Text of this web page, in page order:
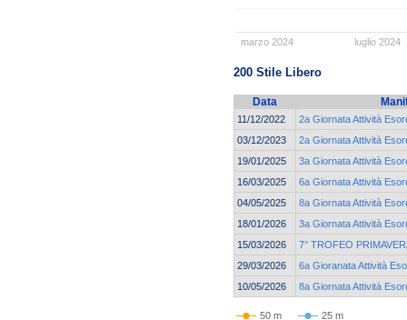
marzo 2024 luglio 2024
200 Stile Libero
Data
11/12/2022
2a Giornata Attività
03/12/2023
2a Giornata Attività
19/01/2025
3a Giornata Attività
16/03/2025
6a Giornata Attività
04/05/2025
8a Giornata Attività
18/01/2026
3a Giornata Attività
15/03/2026
7° TROFEO
29/03/2026
6a Gioranata Attività
10/05/2026
8a Giornata Attività
50 m 25 m